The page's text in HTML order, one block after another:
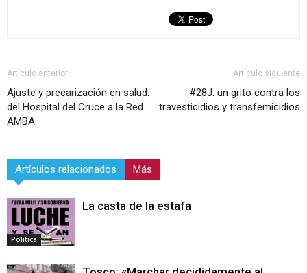
Artículo anterior
Ajuste y precarización en salud:
del Hospital del Cruce a la Red
AMBA
Artículo siguiente
#28J: un grito contra los
travesticidios y transfemicidios
Artículos relacionados Más
Politica
La casta de la estafa